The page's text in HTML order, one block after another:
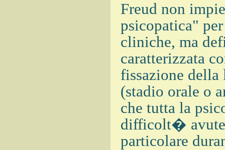
Freud non
psicopatica"
cliniche, ma
caratterizzata
fissazione
(stadio orale o
che tutta la
difficolt� avute
particolare